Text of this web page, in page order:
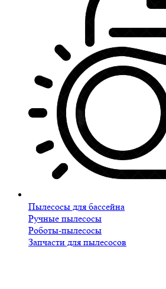
Пылесосы для бассейна
Ручные пылесосы
Роботы-пылесосы
Запчасти для пылесосов